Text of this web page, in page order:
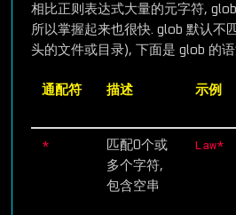
相比正则表达式大量的元字符,
所以掌握起来也很快. glob 默认不
头的文件或目录), 下面是 glob 的语
通配符 描述 示例
*
匹配0个或
多个字符,
包含空串
Law*